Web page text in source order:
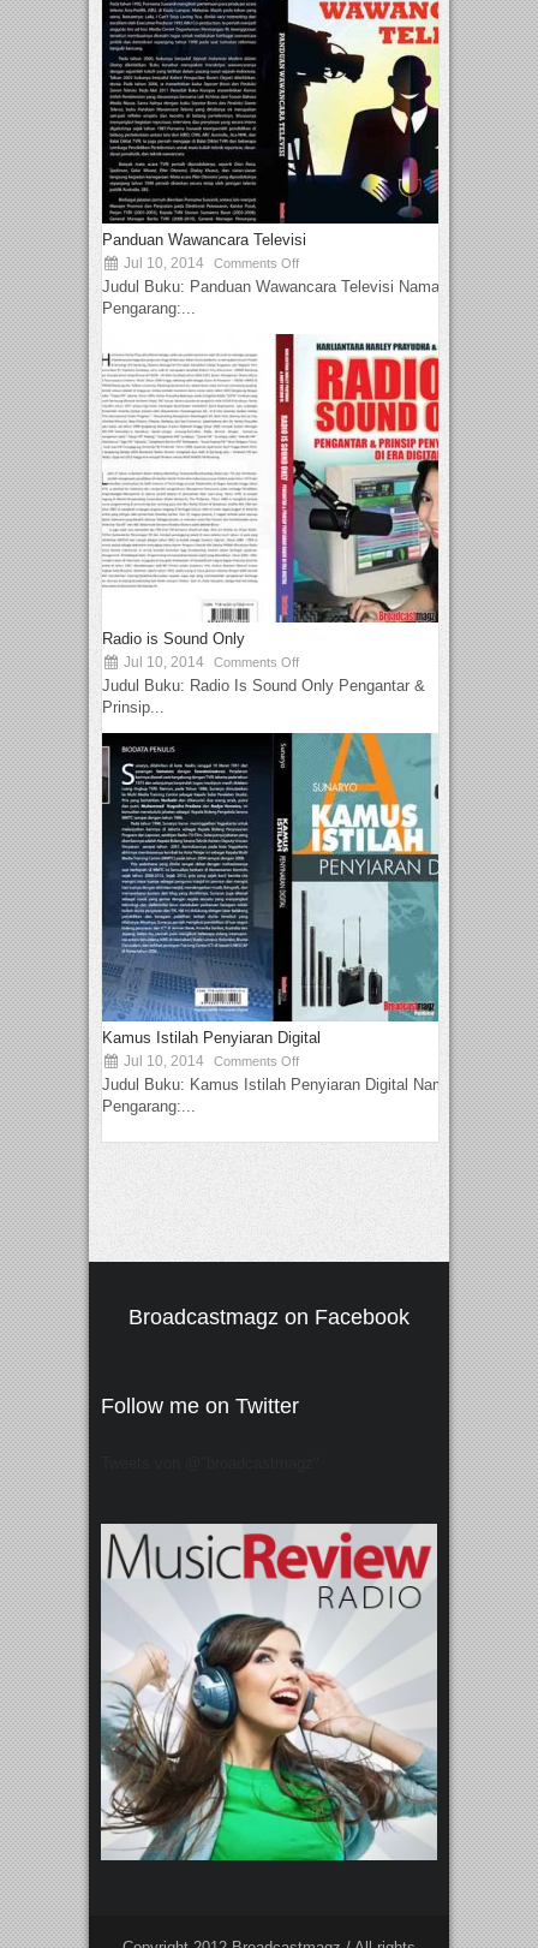
Panduan Wawancara Televisi
Jul 10, 2014 Comments Off
Judul Buku: Panduan Wawancara Televisi Nama
Pengarang:...
Radio is Sound Only
Jul 10, 2014 Comments Off
Judul Buku: Radio Is Sound Only Pengantar &
Prinsip...
Kamus Istilah Penyiaran Digital
Jul 10, 2014 Comments Off
Judul Buku: Kamus Istilah Penyiaran Digital Nama
Pengarang:...
Broadcastmagz on Facebook
Follow me on Twitter